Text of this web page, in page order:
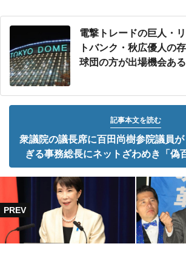
電撃トレードの巨人・
トバンク・秋広優人の
球団の方が出場機会あ
記事本文を読む
衆議院の議長席に百田尚樹参院議員
ぎる事務総長にネットざわめき「偽